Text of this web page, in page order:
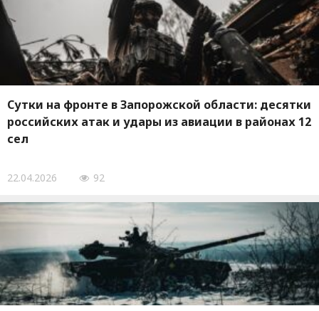
Сутки на фронте в Запорожской области: десятки
российских атак и удары из авиации в районах 12
сел
22.04.2026 92